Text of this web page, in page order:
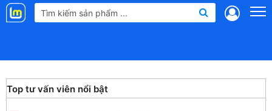
Landmap
Top tư vấn viên nổi bật